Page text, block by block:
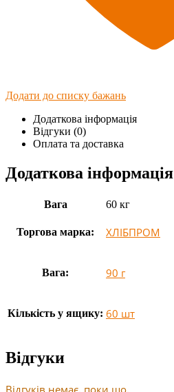
Додати до списку бажань
Додаткова інформація
Відгуки (0)
Оплата та доставка
Додаткова інформація
Вага 60 кг
Торгова марка: ХЛІБПРОМ
Вага: 90 г
Кількість у ящику: 60 шт
Відгуки
Відгуків немає, поки що.